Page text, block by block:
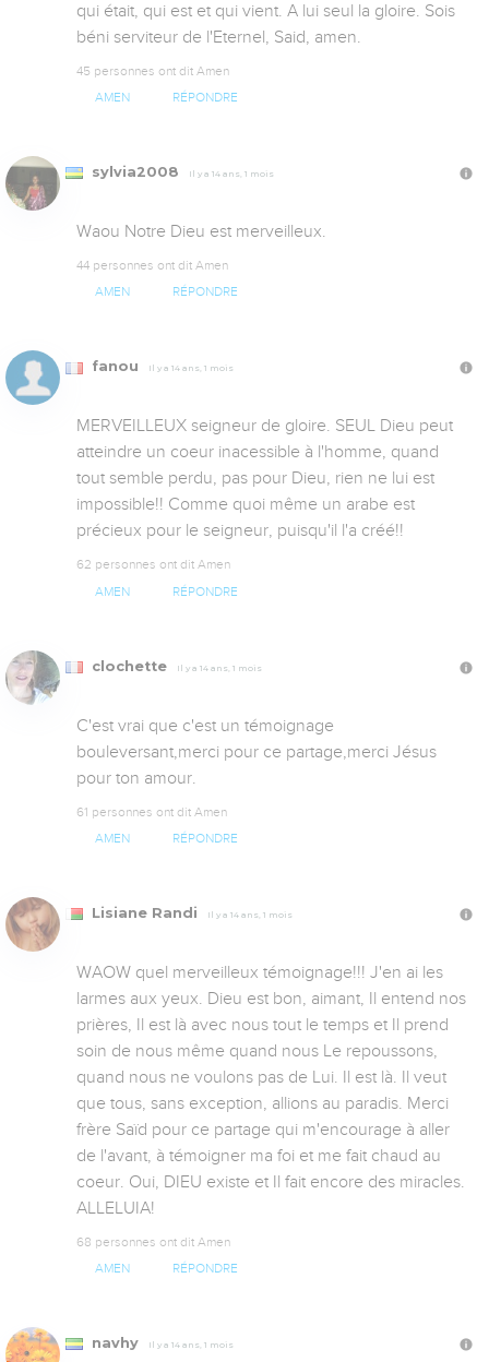
qui était, qui est et qui vient. A lui seul la gloire. Sois
béni serviteur de l'Eternel, Said, amen.
45 personnes ont dit Amen
AMEN RÉPONDRE
sylvia2008 Il y a 14 ans, 1 mois
Waou Notre Dieu est merveilleux.
44 personnes ont dit Amen
AMEN RÉPONDRE
fanou Il y a 14 ans, 1 mois
MERVEILLEUX seigneur de gloire. SEUL Dieu peut
atteindre un coeur inacessible à l'homme, quand
tout semble perdu, pas pour Dieu, rien ne lui est
impossible!! Comme quoi même un arabe est
précieux pour le seigneur, puisqu'il l'a créé!!
62 personnes ont dit Amen
AMEN RÉPONDRE
clochette Il y a 14 ans, 1 mois
C'est vrai que c'est un témoignage
bouleversant,merci pour ce partage,merci Jésus
pour ton amour.
61 personnes ont dit Amen
AMEN RÉPONDRE
Lisiane Randi Il y a 14 ans, 1 mois
WAOW quel merveilleux témoignage!!! J'en ai les
larmes aux yeux. Dieu est bon, aimant, Il entend nos
prières, Il est là avec nous tout le temps et Il prend
soin de nous même quand nous Le repoussons,
quand nous ne voulons pas de Lui. Il est là. Il veut
que tous, sans exception, allions au paradis. Merci
frère Saïd pour ce partage qui m'encourage à aller
de l'avant, à témoigner ma foi et me fait chaud au
coeur. Oui, DIEU existe et Il fait encore des miracles.
ALLELUIA!
68 personnes ont dit Amen
AMEN RÉPONDRE
navhy Il y a 14 ans, 1 mois